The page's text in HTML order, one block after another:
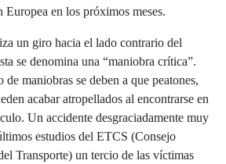
en los próximos meses.
un giro hacia el lado contrario del
se denomina una “maniobra crítica”.
maniobras se deben a que peatones,
acabar atropellados al encontrarse en
Un accidente desgraciadamente muy
estudios del ETCS (Consejo
Transporte) un tercio de las víctimas